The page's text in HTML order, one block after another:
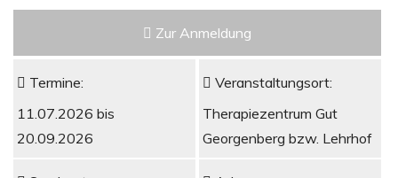
Zur Anmeldung
Termine:
11.07.2026 bis
20.09.2026
Veranstaltungsort:
Therapiezentrum Gut
Georgenberg bzw. Lehrhof